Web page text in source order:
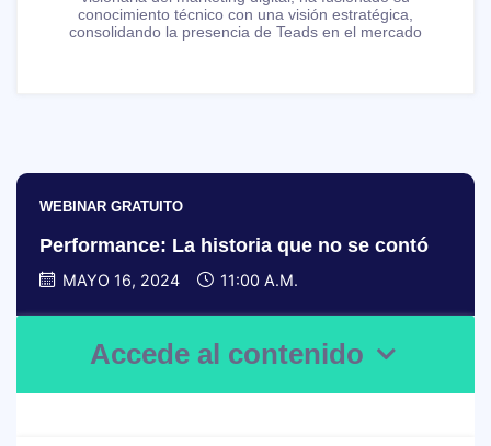
conocimiento técnico con una visión estratégica,
consolidando la presencia de Teads en el mercado
WEBINAR GRATUITO
Performance: La historia que no se contó
MAYO 16, 2024 11:00 A.M.
Accede al contenido